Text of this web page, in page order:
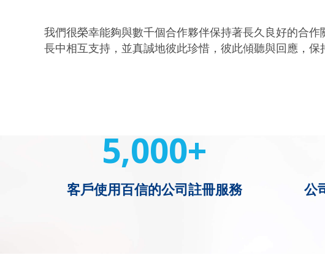
我們很榮幸能夠與數千個合作夥伴保持著長久良好的合
長中相互支持，並真誠地彼此珍惜，彼此傾聽與回應，
5,000+
客戶使用百信的公司註冊服務 公